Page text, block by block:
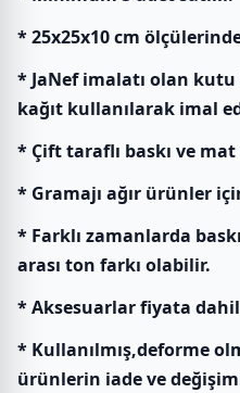
* 25x25x10 cm
* JaNef imalatı olan
kağıt kullanılarak imal
* Çift taraflı baskı ve mat
* Gramajı ağır ürünler
* Farklı zamanlarda
arası ton farkı olabilir.
* Aksesuarlar fiyata
* Kullanılmış,deforme
ürünlerin iade ve